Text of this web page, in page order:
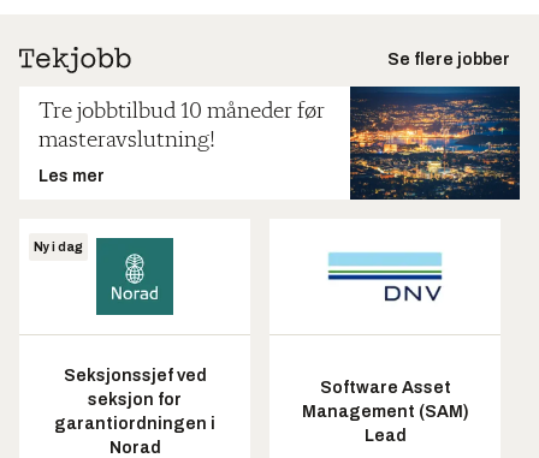
Se flere jobber
Tre jobbtilbud 10 måneder før
masteravslutning!
Les mer
Ny i dag
Seksjonssjef ved
seksjon for
garantiordningen i
Norad
Software Asset
Management (SAM)
Lead